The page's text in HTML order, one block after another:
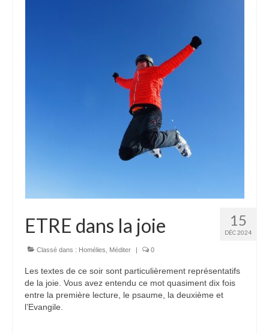
15
DÉC 2024
ETRE dans la joie
Classé dans : Homélies Méditer | 0
Les textes de ce soir sont particulièrement représentatifs
de la joie. Vous avez entendu ce mot quasiment dix fois
entre la première lecture, le psaume, la deuxième et
l’Evangile.